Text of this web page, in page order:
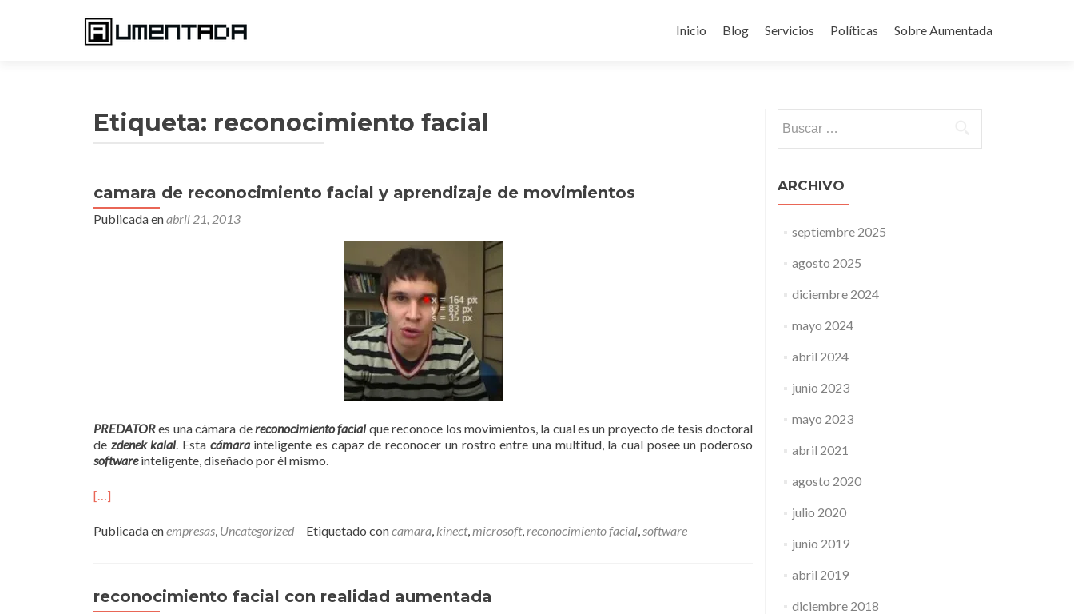
al
Inicio Blog Servicios Políticas Sobre Aumentada
Etiqueta: reconocimiento facial
camara de reconocimiento facial y aprendizaje de movimientos
Publicada enabril 21, 2013
PREDATORes una cámara dereconocimiento facialque reconoce los movimientos, la cual es un proyecto de tesis doctoral
de zdenek kalal. Esta cámarainteligente es capaz de reconocer un rostro entre una multitud, la cual posee un poderoso
softwareinteligente, diseñado por él mismo.
[…]
Publicada enempresas, Uncategorized Etiquetado concamara, kinect,microsoft,reconocimiento facial,software
reconocimiento facial con realidad aumentada
ARCHIVO
septiembre 2025
agosto 2025
diciembre 2024
mayo 2024
abril 2024
junio 2023
mayo 2023
abril 2021
agosto 2020
julio 2020
junio 2019
abril 2019
diciembre 2018